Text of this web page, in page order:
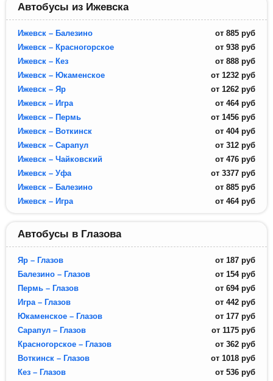
Автобусы из Ижевска
Ижевск – Балезино от 885 руб
Ижевск – Красногорское
от 938 руб
Ижевск – Кез
от 888 руб
Ижевск – Юкаменское
от 1232 руб
Ижевск – Яр
от 1262 руб
Ижевск – Игра
от 464 руб
Ижевск – Пермь
от 1456 руб
Ижевск – Воткинск
от 404 руб
Ижевск – Сарапул
от 312 руб
Ижевск – Чайковский
от 476 руб
Ижевск – Уфа
от 3377 руб
Ижевск – Балезино
от 885 руб
Ижевск – Игра
от 464 руб
Автобусы в Глазова
Яр – Глазов от 187 руб
Балезино – Глазов
от 154 руб
Пермь – Глазов
от 694 руб
Игра – Глазов
от 442 руб
Юкаменское – Глазов
от 177 руб
Сарапул – Глазов
от 1175 руб
Красногорское – Глазов
от 362 руб
Воткинск – Глазов
от 1018 руб
Кез – Глазов
от 536 руб